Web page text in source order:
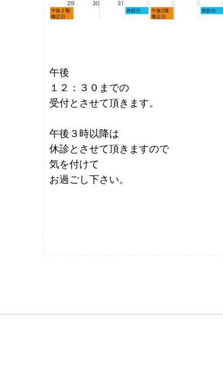
午後
１２：３０までの
受付とさせて頂きます。
午後３時以降は
休診とさせて頂きますので
気を付けて
お過ごし下さい。